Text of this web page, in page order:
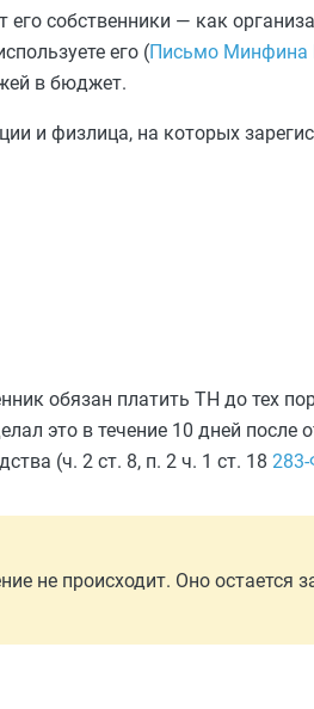
собственники — как
его (Письмо Минфина
в бюджет.
и физлица, на которых
обязан платить ТН до тех
это в течение 10 дней
(ч. 2 ст. 8, п. 2 ч. 1 ст. 18
не происходит. Оно остается